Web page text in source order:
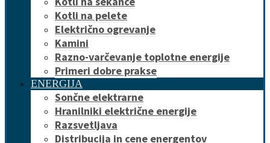
Kotli na pelete
Električno ogrevanje
Kamini
Razno-varčevanje toplotne energije
Primeri dobre prakse
ENERGIJA
Sončne elektrarne
Hranilniki električne energije
Razsvetljava
Distribucija in cene energentov